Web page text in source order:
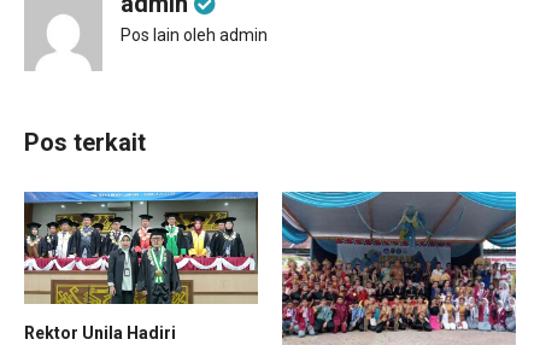
Pos lain oleh admin
Pos terkait
Rektor Unila Hadiri